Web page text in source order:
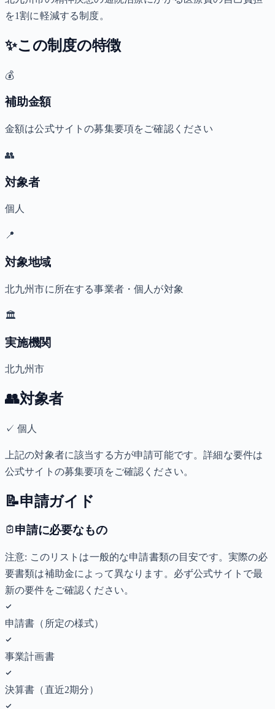
を1割に軽減する制度。
✨この制度の特徴
💰
補助金額
金額は公式サイトの募集要項をご確認ください
👥
対象者
個人
📍
対象地域
北九州市に所在する事業者・個人が対象
🏛️
実施機関
北九州市
👥対象者
✓個人
上記の対象者に該当する方が申請可能です。詳細な要件は
公式サイトの募集要項をご確認ください。
📝申請ガイド
申請に必要なもの
注意: このリストは一般的な申請書類の目安です。実際の必
要書類は補助金によって異なります。必ず公式サイトで最
新の要件をご確認ください。
申請書（所定の様式）
事業計画書
決算書（直近2期分）